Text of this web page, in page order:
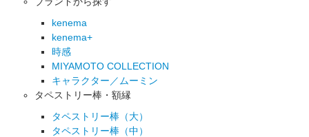
kenema
kenema+
時感
MIYAMOTO COLLECTION
キャラクター／ムーミン
タペストリー棒・額縁
タペストリー棒（大）
タペストリー棒（中）